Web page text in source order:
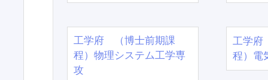
工学府 （博士前期課
程）物理システム工学専
攻
工学
程）電